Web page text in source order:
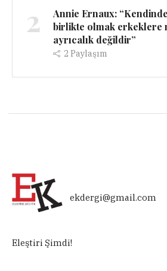
2
Annie Ernaux:
birlikte olmak erkeklere
ayrıcalık değildir”
2 Paylaşım
ekdergi@gmail.com
Eleştiri Şimdi!